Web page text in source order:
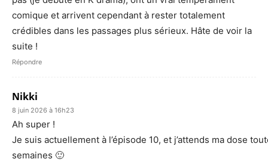
comique et arrivent cependant à rester totalement
crédibles dans les passages plus sérieux. Hâte de voir la
suite !
Répondre
Nikki
8 juin 2026 à 16h23
Ah super !
Je suis actuellement à l’épisode 10, et j’attends ma dose
semaines 🙂